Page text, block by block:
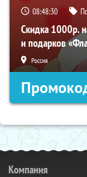
08:48:29
Скидка 1000р.
и подарков
Россия
Компания